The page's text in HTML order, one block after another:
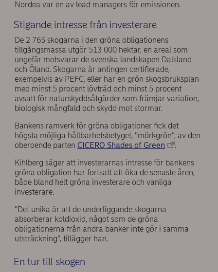
Nordea var en av lead managers för emissionen.
Stigande intresse från investerare
De 2 765 skogarna i den gröna obligationens
tillgångsmassa utgör 513 000 hektar, en areal som
ungefär motsvarar de svenska landskapen Dalsland
och Öland. Skogarna är antingen certifierade,
exempelvis av PEFC, eller har en grön skogsbruksplan
med minst 5 procent lövträd och minst 5 procent
avsatt för naturskyddsåtgärder som främjar variation,
biologisk mångfald och skydd mot stormar.
Bankens ramverk för gröna obligationer fick det
högsta möjliga hållbarhetsbetyget, ”mörkgrön”, av den
oberoende parten CICERO Shades of Green
.
Kihlberg säger att investerarnas intresse för bankens
gröna obligation har fortsatt att öka de senaste åren,
både bland helt gröna investerare och vanliga
investerare.
”Det unika är att de underliggande skogarna
absorberar koldioxid, något som de gröna
obligationerna från andra banker inte gör i samma
utsträckning”, tillägger han.
En tur till skogen